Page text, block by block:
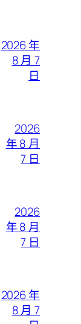
2026 年
8 月 7
日
2026
年 8 月
7 日
2026
年 8 月
7 日
2026 年
8 月 7